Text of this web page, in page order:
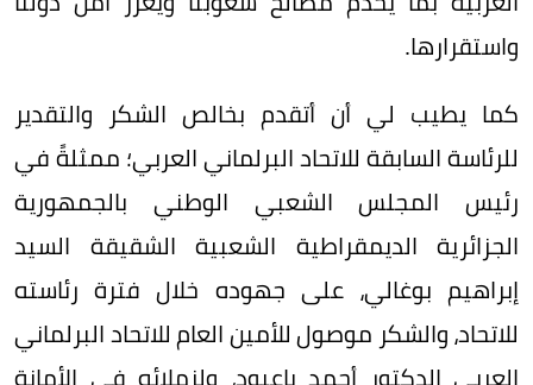
واستقرارها.
كما يطيب لي أن أتقدم بخالص الشكر والتقدير
للرئاسة السابقة للاتحاد البرلماني العربي؛ ممثلةً في
رئيس المجلس الشعبي الوطني بالجمهورية
الجزائرية الديمقراطية الشعبية الشقيقة السيد
إبراهيم بوغالي، على جهوده خلال فترة رئاسته
للاتحاد، والشكر موصول للأمين العام للاتحاد البرلماني